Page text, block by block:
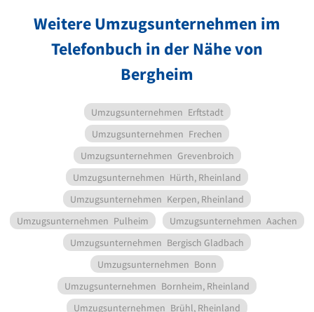
Weitere Umzugsunternehmen im
Telefonbuch in der Nähe von
Bergheim
Umzugsunternehmen Erftstadt
Umzugsunternehmen Frechen
Umzugsunternehmen Grevenbroich
Umzugsunternehmen Hürth, Rheinland
Umzugsunternehmen Kerpen, Rheinland
Umzugsunternehmen Pulheim Umzugsunternehmen Aachen
Umzugsunternehmen Bergisch Gladbach
Umzugsunternehmen Bonn
Umzugsunternehmen Bornheim, Rheinland
Umzugsunternehmen Brühl, Rheinland